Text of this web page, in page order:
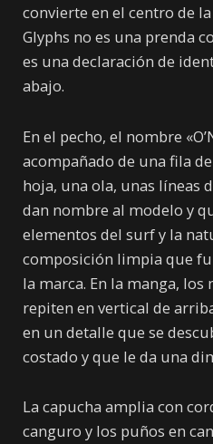
convierte en el centro de
Glyphs no es una prenda
es una declaración de
abajo.
En el pecho, el nombre
acompañado de una fila
hoja, una ola, unas líneas
dan nombre al modelo y
elementos del surf y la
composición limpia que
la marca. En la manga,
repiten en vertical de
en un detalle que se
costado y que le da una
La capucha amplia con
canguro y los puños en